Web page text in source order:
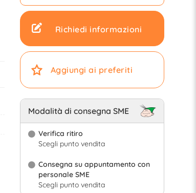
Richiedi informazioni
Aggiungi ai preferiti
Modalità di consegna SME
Verifica ritiro
Scegli punto vendita
Consegna su appuntamento con
personale SME
Scegli punto vendita